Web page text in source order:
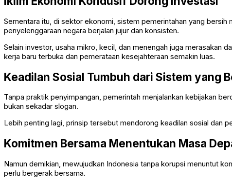
Sementara itu, di sektor ekonomi, sistem pemerintahan yang
penyelenggaraan negara berjalan jujur dan konsisten.
Selain investor, usaha mikro, kecil, dan menengah juga merasakan
kerja baru terbuka dan pemerataan kesejahteraan semakin luas.
Keadilan Sosial Tumbuh dari Sistem yang
Tanpa praktik penyimpangan, pemerintah menjalankan kebijakan
bukan sekadar slogan.
Lebih penting lagi, prinsip tersebut mendorong keadilan sosial dan
Komitmen Bersama Menentukan Masa
Namun demikian, mewujudkan Indonesia tanpa korupsi menuntut
perlu bergerak bersama.